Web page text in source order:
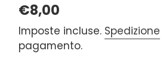
Prezzo
di
listino
€8,00
Imposte incluse. Spedizione
pagamento.